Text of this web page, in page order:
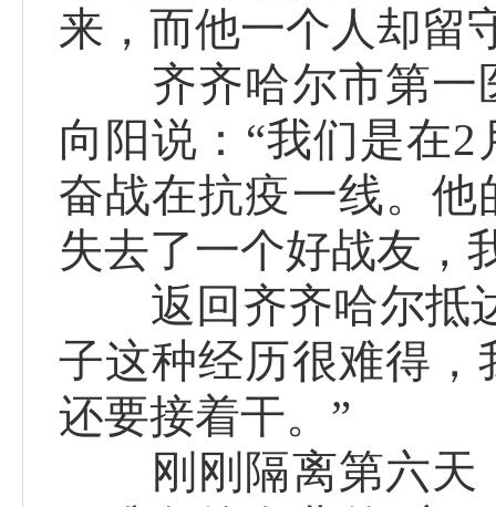
来，而他一个人却留
齐齐哈尔市第一
向阳说：“我们是在
奋战在抗疫一线。
失去了一个好战友，
返回齐齐哈尔抵达
子这种经历很难得
还要接着干。”
刚刚隔离第六天